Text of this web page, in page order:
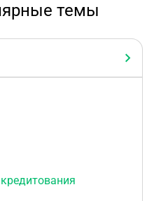
темы